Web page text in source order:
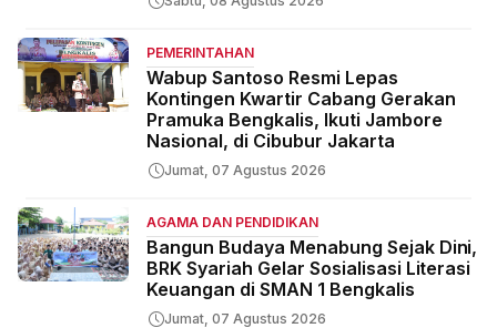
PEMERINTAHAN
Wabup Santoso Resmi Lepas
Kontingen Kwartir Cabang Gerakan
Pramuka Bengkalis, Ikuti Jambore
Nasional, di Cibubur Jakarta
Jumat, 07 Agustus 2026
AGAMA DAN PENDIDIKAN
Bangun Budaya Menabung Sejak Dini,
BRK Syariah Gelar Sosialisasi Literasi
Keuangan di SMAN 1 Bengkalis
Jumat, 07 Agustus 2026